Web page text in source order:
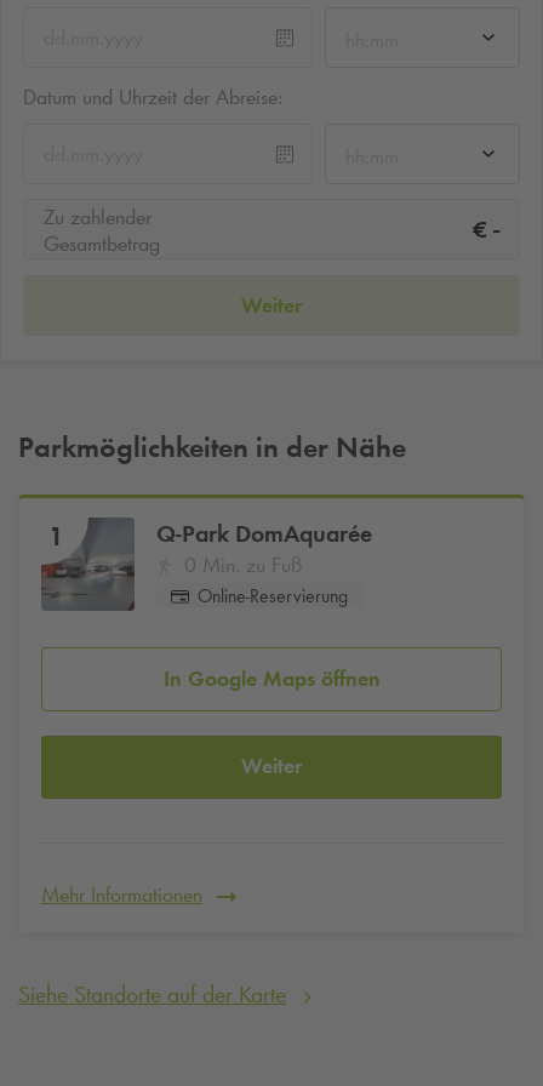
Datum und Uhrzeit der Abreise:
Zu zahlender
Gesamtbetrag
€ -
Weiter
Parkmöglichkeiten in der Nähe
1 Q-Park DomAquarée
0 Min. zu Fuß
Online-Reservierung
In Google Maps öffnen
Weiter
Mehr Informationen
Siehe Standorte auf der Karte